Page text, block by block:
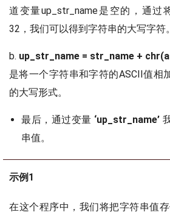
道变量up_str_name是空的，通过
32，我们可以得到字符串的大写字符。
b. up_str_name = str_name +
是将一个字符串和字符的ASCII值相
的大写形式。
最后，通过变量 ‘up_str_name’
串值。
示例1
在这个程序中，我们将把字符串值